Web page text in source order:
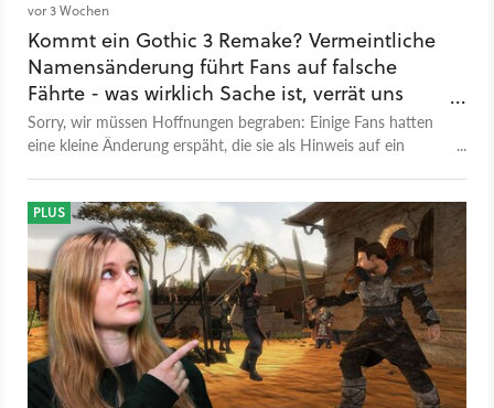
vor 3 Wochen
Kommt ein Gothic 3 Remake? Vermeintliche
Namensänderung führt Fans auf falsche
Fährte - was wirklich Sache ist, verrät uns
THQ Nordic
Sorry, wir müssen Hoffnungen begraben: Einige Fans hatten
eine kleine Änderung erspäht, die sie als Hinweis auf ein
PLUS